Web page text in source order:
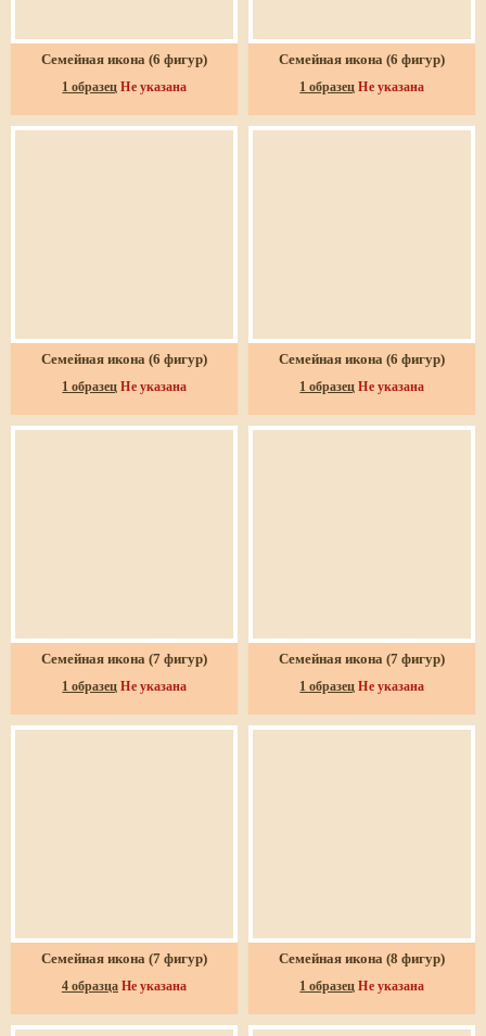
Семейная икона (6 фигур)
1 образец Не указана
Семейная икона (6 фигур)
1 образец Не указана
Семейная икона (6 фигур)
1 образец Не указана
Семейная икона (6 фигур)
1 образец Не указана
Семейная икона (7 фигур)
1 образец Не указана
Семейная икона (7 фигур)
1 образец Не указана
Семейная икона (7 фигур)
4 образца Не указана
Семейная икона (8 фигур)
1 образец Не указана